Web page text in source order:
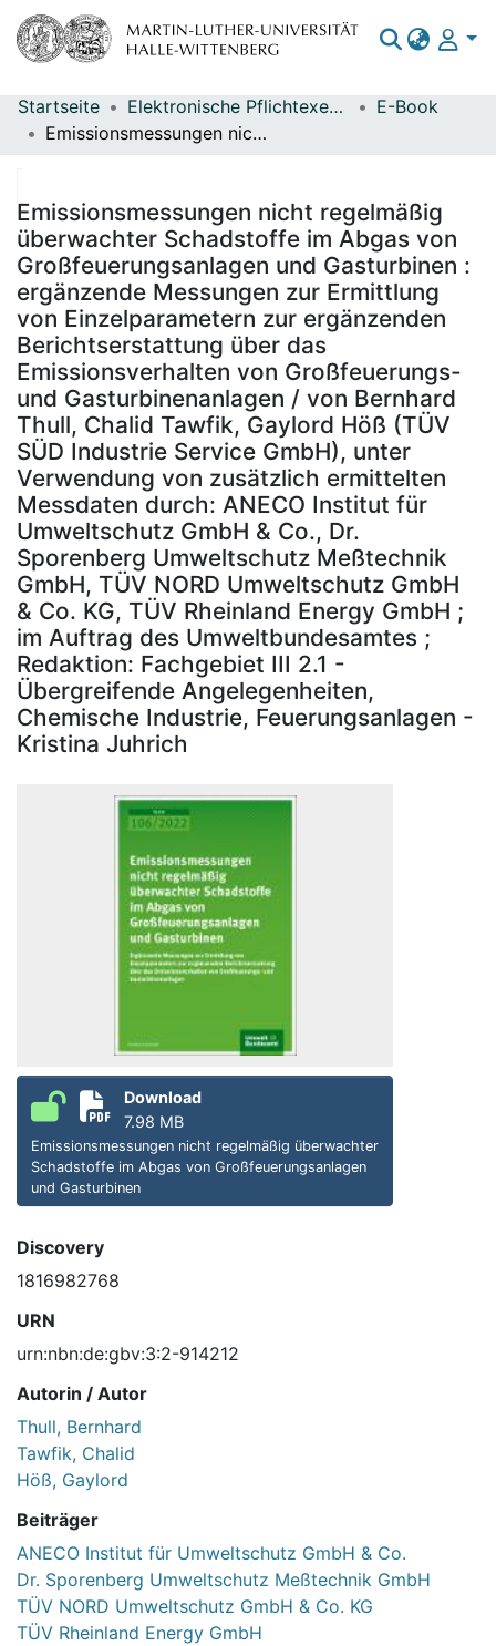
Bereiche & Sammlungen
Statistiken
Startseite Elektronische Pflichtexemplare
E-Book
Emissionsmessungen nicht regelmäßig überwachter Schadstoffe im Abgas von Großfeuerungsanlagen und Gasturbinen : ergänzende Messungen zur Ermittlung von Einzelparametern zur ergänzenden Berichtserstattung über das Emissionsverhalten von Großfeuerungs- und Gasturbinenanlagen / von Bernhard Thull, Chalid Tawfik, Gaylord Höß (TÜV SÜD Industrie Service GmbH), unter Verwendung von zusätzlich ermittelten Messdaten durch: ANECO Institut für Umweltschutz GmbH & Co., Dr. Sporenberg Umweltschutz Meßtechnik GmbH, TÜV NORD Umweltschutz GmbH & Co. KG, TÜV Rheinland Energy GmbH ; im Auftrag des Umweltbundesamtes ; Redaktion: Fachgebiet III 2.1 - Übergreifende Angelegenheiten, Chemische Industrie, Feuerungsanlagen - Kristina Juhrich
Emissionsmessungen nicht regelmäßig
überwachter Schadstoffe im Abgas von
Großfeuerungsanlagen und Gasturbinen :
ergänzende Messungen zur Ermittlung
von Einzelparametern zur ergänzenden
Berichtserstattung über das
Emissionsverhalten von Großfeuerungs-
und Gasturbinenanlagen / von Bernhard
Thull, Chalid Tawfik, Gaylord Höß (TÜV
SÜD Industrie Service GmbH), unter
Verwendung von zusätzlich ermittelten
Messdaten durch: ANECO Institut für
Umweltschutz GmbH & Co., Dr.
Sporenberg Umweltschutz Meßtechnik
GmbH, TÜV NORD Umweltschutz GmbH
& Co. KG, TÜV Rheinland Energy GmbH ;
im Auftrag des Umweltbundesamtes ;
Redaktion: Fachgebiet III 2.1 -
Übergreifende Angelegenheiten,
Chemische Industrie, Feuerungsanlagen -
Kristina Juhrich
Download
7.98 MB
Emissionsmessungen nicht regelmäßig überwachter
Schadstoffe im Abgas von Großfeuerungsanlagen
und Gasturbinen
Discovery
1816982768
URN
urn:nbn:de:gbv:3:2-914212
Autorin / Autor
Thull, Bernhard
Tawfik, Chalid
Höß, Gaylord
Beiträger
ANECO Institut für Umweltschutz GmbH & Co.
Dr. Sporenberg Umweltschutz Meßtechnik GmbH
TÜV NORD Umweltschutz GmbH & Co. KG
TÜV Rheinland Energy GmbH